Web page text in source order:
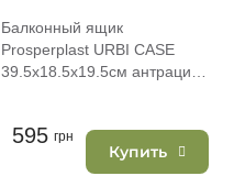
Балконный ящик
Prosperplast URBI CASE
39.5х18.5х19.5см антрацит
595 грн
Купить